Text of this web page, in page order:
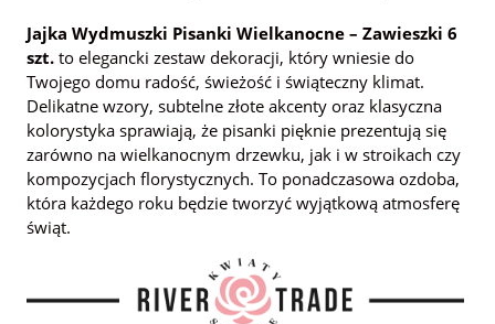
Jajka Wydmuszki Pisanki Wielkanocne – Zawieszki 6
szt. to elegancki zestaw dekoracji, który wniesie do
Twojego domu radość, świeżość i świąteczny klimat.
Delikatne wzory, subtelne złote akcenty oraz klasyczna
kolorystyka sprawiają, że pisanki pięknie prezentują się
zarówno na wielkanocnym drzewku, jak i w stroikach czy
kompozycjach florystycznych. To ponadczasowa ozdoba,
która każdego roku będzie tworzyć wyjątkową atmosferę
świąt.